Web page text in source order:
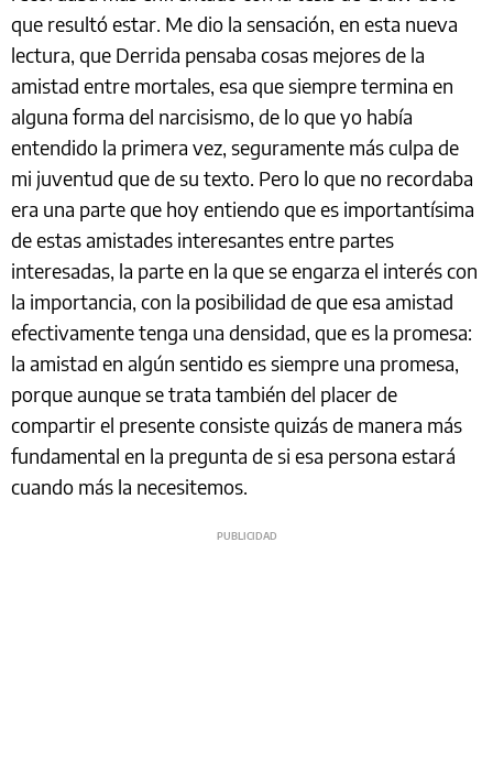
que resultó estar. Me dio la sensación, en esta nueva
lectura, que Derrida pensaba cosas mejores de la
amistad entre mortales, esa que siempre termina en
alguna forma del narcisismo, de lo que yo había
entendido la primera vez, seguramente más culpa de
mi juventud que de su texto. Pero lo que no recordaba
era una parte que hoy entiendo que es importantísima
de estas amistades interesantes entre partes
interesadas, la parte en la que se engarza el interés con
la importancia, con la posibilidad de que esa amistad
efectivamente tenga una densidad, que es la promesa:
la amistad en algún sentido es siempre una promesa,
porque aunque se trata también del placer de
compartir el presente consiste quizás de manera más
fundamental en la pregunta de si esa persona estará
cuando más la necesitemos.